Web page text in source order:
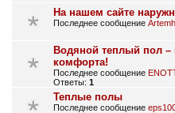
На нашем сайте
Последнее сообщение
Водяной теплый пол –
комфорта!
Последнее сообщение
Ответы: 1
Теплые полы
Последнее сообщение